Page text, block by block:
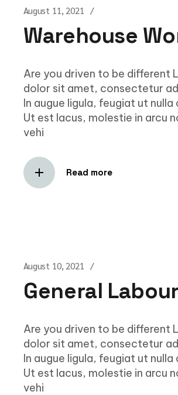
August 11, 2021
Warehouse
Are you driven to be different
dolor sit amet, consectetur
In augue ligula, feugiat ut
Ut est lacus, molestie in arcu
vehi
Read more
August 10, 2021
General Labour
Are you driven to be different
dolor sit amet, consectetur
In augue ligula, feugiat ut
Ut est lacus, molestie in arcu
vehi